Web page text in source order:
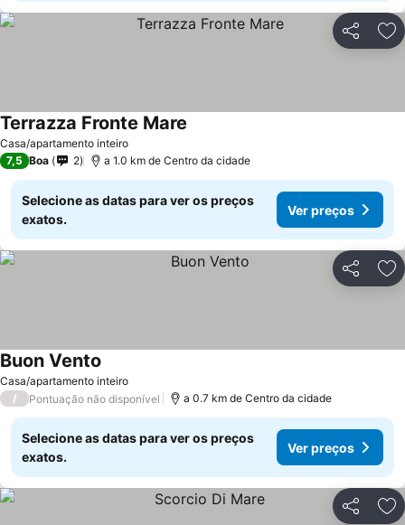
Partilhar
Casa/apartamento inteiro
Terrazza Fronte Mare
7,5 Boa 2 a 1.0 km de Centro da cidade
Selecione as datas para ver os preços
exatos.
Ver preços
Partilhar
Casa/apartamento inteiro
Buon Vento
/ Pontuação não disponível a 0.7 km de Centro da cidade
Selecione as datas para ver os preços
exatos.
Ver preços
Partilhar